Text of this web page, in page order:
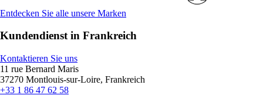
Entdecken Sie alle unsere Marken
Kundendienst in Frankreich
Kontaktieren Sie uns
11 rue Bernard Maris
37270 Montlouis-sur-Loire, Frankreich
+33 1 86 47 62 58